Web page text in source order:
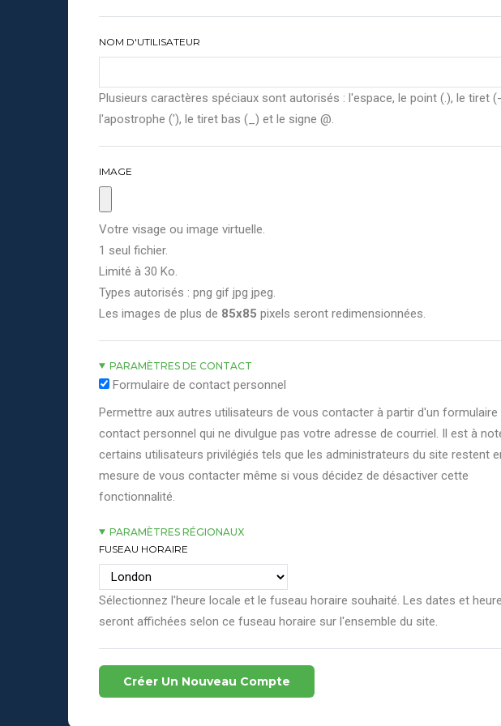
NOM D'UTILISATEUR
Plusieurs caractères spéciaux sont autorisés : l'espace, le point (.), le tiret
l'apostrophe ('), le tiret bas (_) et le signe @.
IMAGE
Votre visage ou image virtuelle.
1 seul fichier.
Limité à 30 Ko.
Types autorisés : png gif jpg jpeg.
Les images de plus de 85x85 pixels seront redimensionnées.
PARAMÈTRES DE CONTACT
Formulaire de contact personnel
Permettre aux autres utilisateurs de vous contacter à partir d'un formulaire
contact personnel qui ne divulgue pas votre adresse de courriel. Il est à
certains utilisateurs privilégiés tels que les administrateurs du site restent
mesure de vous contacter même si vous décidez de désactiver cette
fonctionnalité.
PARAMÈTRES RÉGIONAUX
FUSEAU HORAIRE
Sélectionnez l'heure locale et le fuseau horaire souhaité. Les dates et
seront affichées selon ce fuseau horaire sur l'ensemble du site.